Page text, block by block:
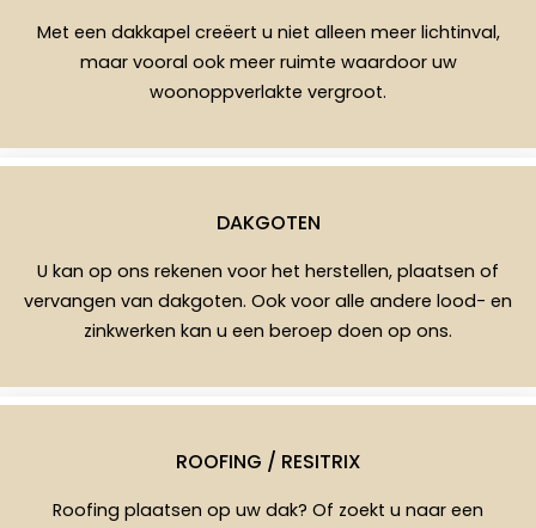
Met een dakkapel creëert u niet alleen meer lichtinval,
maar vooral ook meer ruimte waardoor uw
woonoppverlakte vergroot.
DAKGOTEN
U kan op ons rekenen voor het herstellen, plaatsen of
vervangen van dakgoten. Ook voor alle andere lood- en
zinkwerken kan u een beroep doen op ons.
ROOFING / RESITRIX
Roofing plaatsen op uw dak? Of zoekt u naar een